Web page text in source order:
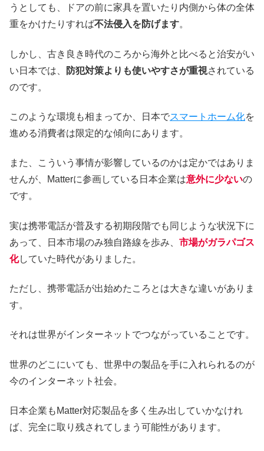
うとしても、ドアの前に家具を置いたり内側から体の全体
重をかけたりすれば不法侵入を防げます。
しかし、古き良き時代のころから海外と比べると治安がい
い日本では、
防犯対策よりも使いやすさが重視されている
のです。
このような環境も相まってか、日本でスマートホーム化を
進める消費者は限定的な傾向にあります。
また、こういう事情が影響しているのかは定かではありま
せんが、Matterに参画している日本企業は意外に少ないの
です。
実は携帯電話が普及する初期段階でも同じような状況下に
あって、日本市場のみ独自路線を歩み、 市場がガラパゴス
化していた時代がありました。
ただし、携帯電話が出始めたころとは大きな違いがありま
す。
それは世界がインターネットでつながっていることです。
世界のどこにいても、世界中の製品を手に入れられるのが
今のインターネット社会。
日本企業もMatter対応製品を多く生み出していかなけれ
ば、完全に取り残されてしまう可能性があります。